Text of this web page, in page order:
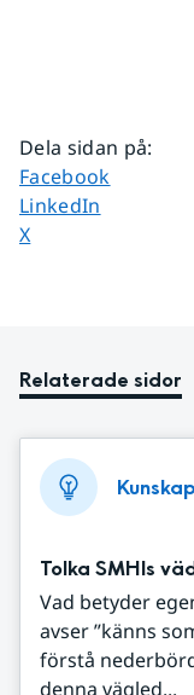
Dela sidan på:
Dela sidan på
Facebook
Dela sidan på
LinkedIn
Dela sidan på
X
Relaterade sidor
Tolka SMHIs
Vad betyder
avser ”känns
förstå
denna vägled...